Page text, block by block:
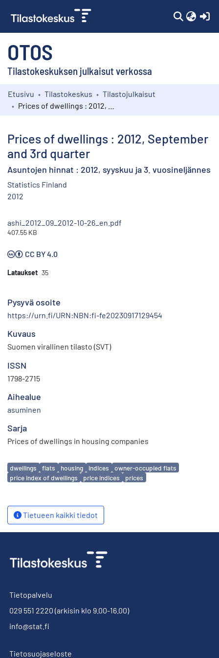
OTOS
Tilastokeskuksen julkaisut verkossa
Kokoelmat
Etusivu Tilastokeskus
Tilastojulkaisut
Prices of dwellings : 2012, September
and 3rd quarter
Asuntojen hinnat : 2012, syyskuu ja 3. vuosineljännes
Statistics Finland
2012
ashi_2012_09_2012-10-26_en.pdf
407.55 KB
CC BY 4.0
Lataukset 35
Pysyvä osoite
https://urn.fi/URN:NBN:fi-fe20230917129454
Kuvaus
Suomen virallinen tilasto (SVT)
ISSN
1798-2715
Aihealue
asuminen
Sarja
Prices of dwellings in housing companies
Avainsanat
dwellings flats housing indices
owner-occupied flats
price index of dwellings
price indices prices
Tietueen kaikki tiedot
Tietopalvelu
029 551 2220 (arkisin klo 9.00-16.00)
info@stat.fi
Tietosuojaseloste